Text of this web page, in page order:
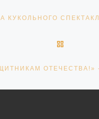
по записям